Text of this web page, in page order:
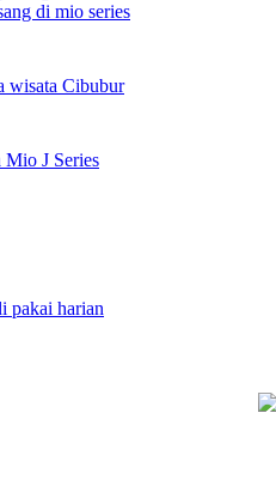
di mio series
wisata Cibubur
J Series
pakai harian